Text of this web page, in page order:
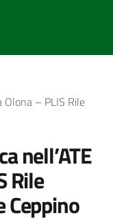
Olona – PLIS Rile
nell’ATE
Rile
Ceppino